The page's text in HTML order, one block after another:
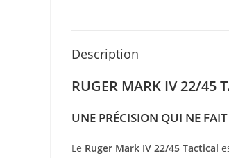
Description
RUGER MARK IV 22/45
UNE PRÉCISION QUI NE
Le Ruger Mark IV 22/45 Tactical